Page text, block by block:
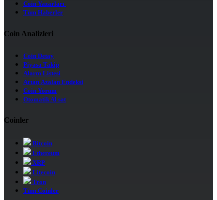
Coin Yazarları
Tüm Haberler
Coin Analizleri
Coin Detay
Piyasa Takip
Alarm Listesi
Artan Azalan Endeksi
Coin Yorum
Otomatik Al sat
Coinler
Bitcoin
Ethereum
XRP
Litecoin
Tron
Tüm Coinler